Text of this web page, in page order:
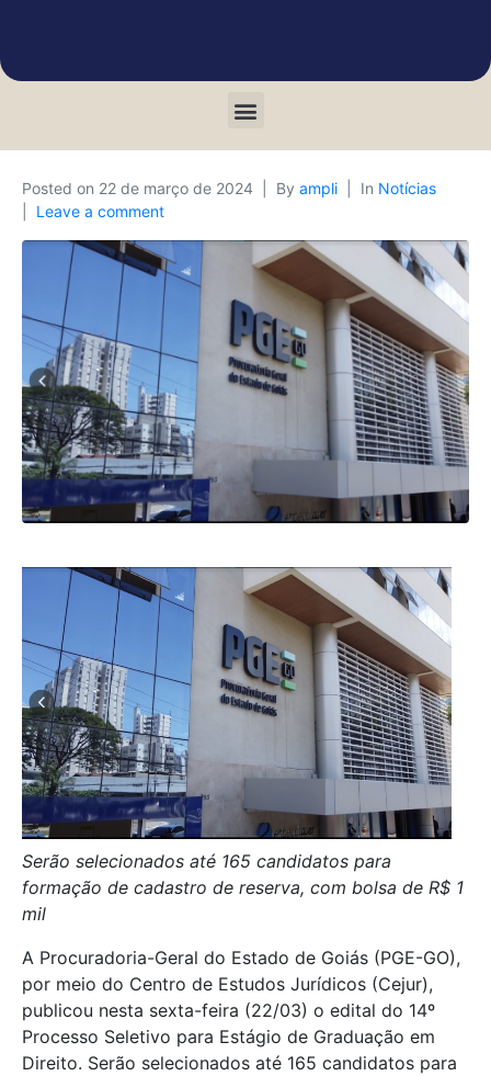
Posted on 22 de março de 2024 By ampli In Notícias
Leave a comment
Serão selecionados até 165 candidatos para
formação de cadastro de reserva, com bolsa de R$ 1
mil
A Procuradoria-Geral do Estado de Goiás (PGE-GO),
por meio do Centro de Estudos Jurídicos (Cejur),
publicou nesta sexta-feira (22/03) o edital do 14º
Processo Seletivo para Estágio de Graduação em
Direito. Serão selecionados até 165 candidatos para